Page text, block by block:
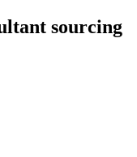
sourcing